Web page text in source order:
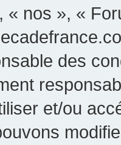
« nos », «
des
et/ou